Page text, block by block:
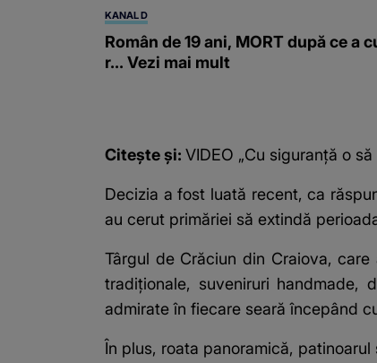
KANAL D
Român de 19 ani, MORT după ce a
r... Vezi mai mult
Citește și: VIDEO „Cu siguranță o
Decizia a fost luată recent, ca
au cerut primăriei să extindă
Târgul de Crăciun din Craiova,
tradiționale, suveniruri
admirate în fiecare seară începând
În plus, roata panoramică,